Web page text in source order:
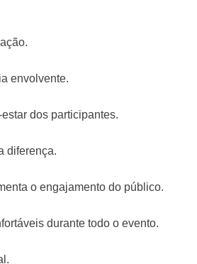
envolvente.
dos participantes.
diferença.
o engajamento do público.
durante todo o evento.